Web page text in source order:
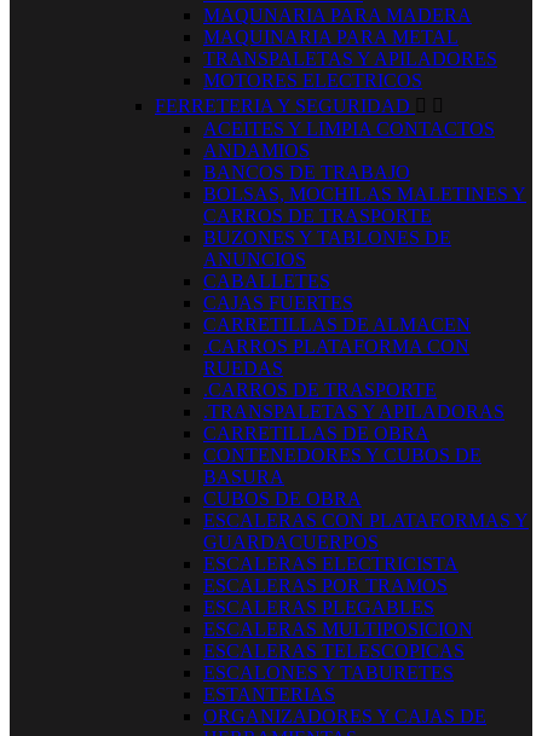
MAQUNARIA PARA MADERA
MAQUINARIA PARA METAL
TRANSPALETAS Y APILADORES
MOTORES ELECTRICOS
FERRETERIA Y SEGURIDAD  
ACEITES Y LIMPIA CONTACTOS
ANDAMIOS
BANCOS DE TRABAJO
BOLSAS, MOCHILAS MALETINES Y
CARROS DE TRASPORTE
BUZONES Y TABLONES DE
ANUNCIOS
CABALLETES
CAJAS FUERTES
CARRETILLAS DE ALMACEN
.CARROS PLATAFORMA CON
RUEDAS
.CARROS DE TRASPORTE
.TRANSPALETAS Y APILADORAS
CARRETILLAS DE OBRA
CONTENEDORES Y CUBOS DE
BASURA
CUBOS DE OBRA
ESCALERAS CON PLATAFORMAS Y
GUARDACUERPOS
ESCALERAS ELECTRICISTA
ESCALERAS POR TRAMOS
ESCALERAS PLEGABLES
ESCALERAS MULTIPOSICION
ESCALERAS TELESCOPICAS
ESCALONES Y TABURETES
ESTANTERIAS
ORGANIZADORES Y CAJAS DE